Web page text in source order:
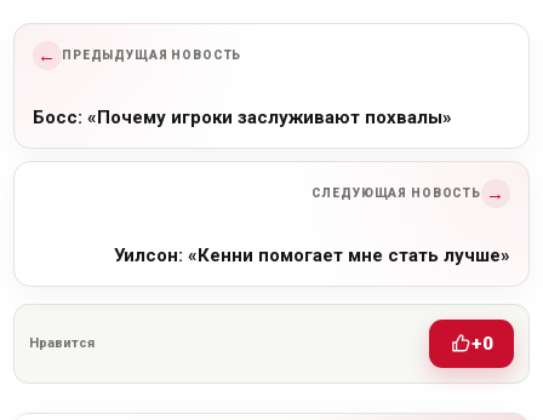
← ПРЕДЫДУЩАЯ НОВОСТЬ
Босс: «Почему игроки заслуживают похвалы»
СЛЕДУЮЩАЯ НОВОСТЬ →
Уилсон: «Кенни помогает мне стать лучше»
Нравится +0